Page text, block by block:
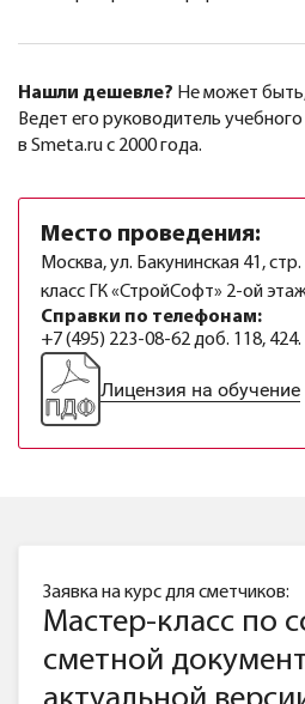
Нашли дешевле? Не может
Ведет его руководитель
в Smeta.ru с 2000 года.
Место проведения:
Москва, ул. Бакунинская 41,
класс ГК «СтройСофт» 2-ой
Справки по телефонам:
+7 (495) 223-08-62 доб. 118, 424.
Лицензия на обучение
Заявка на курс для сметчиков:
Мастер-класс по
сметной